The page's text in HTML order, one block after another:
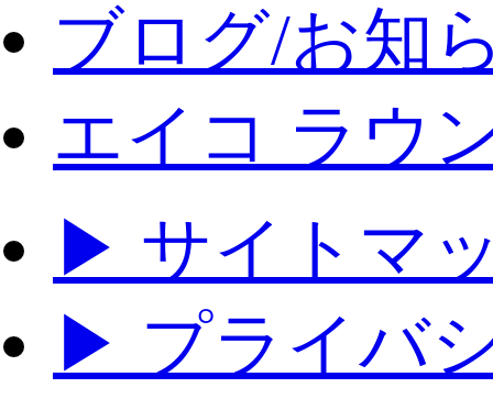
ブログ/お知
エイコ ラウ
▶ サイトマ
▶ プライバ